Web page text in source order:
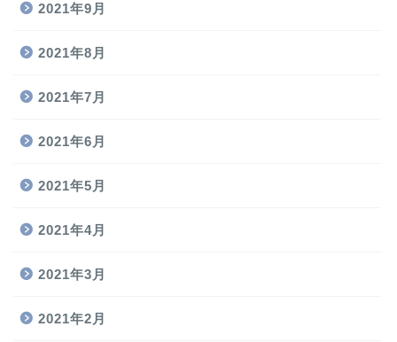
2021年9月
2021年8月
2021年7月
2021年6月
2021年5月
2021年4月
2021年3月
2021年2月